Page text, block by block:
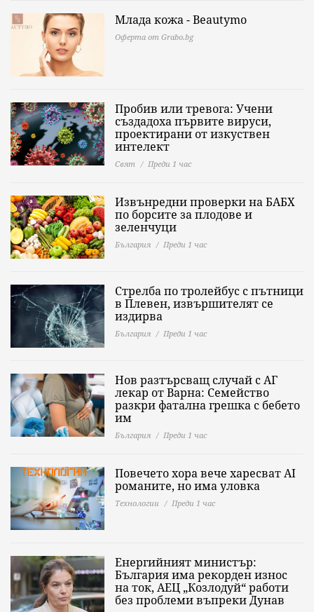
Млада кожа - Beautymo
Оферта от Grabo.bg
Пробив или тревога: Учени
създадоха първите вируси,
проектирани от изкуствен
интелект
Свят Преди 1 час
Извънредни проверки на БАБХ
по борсите за плодове и
зеленчуци
България Преди 1 час
Стрелба по тролейбус с пътници
в Плевен, извършителят се
издирва
България Преди 1 час
Нов разтърсващ случай с АГ
лекар от Варна: Семейство
разкри фатална грешка с бебето
им
България Преди 1 час
Повечето хора вече харесват AI
романите, но има уловка
Технологии Преди 1 час
Енергийният министър:
България има рекорден износ
на ток, АЕЦ „Козлодуй“ работи
без проблеми въпреки Дунав